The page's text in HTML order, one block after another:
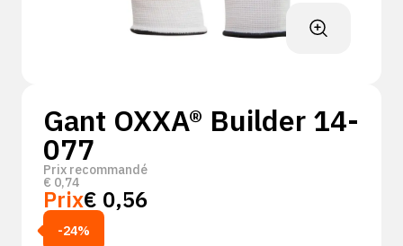
Gant OXXA® Builder 14-
077
Prix recommandé
€ 0,74
Prix€ 0,56
-24%